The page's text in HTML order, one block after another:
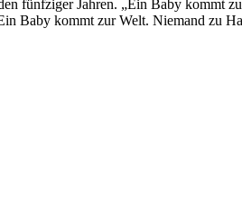
fünfziger Jahren. „Ein Baby kommt
Baby kommt zur Welt. Niemand zu